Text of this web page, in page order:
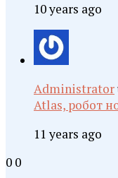
10 years ago
Administrator
Atlas, робот
11 years ago
0 0